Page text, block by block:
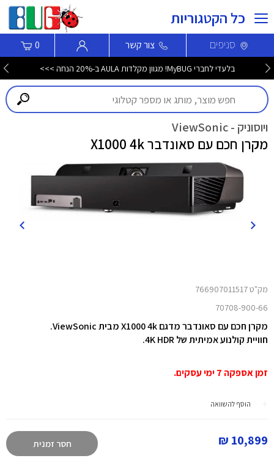
כל הקטגוריות
סניפים צור קשר 0
בלעדי לחברי MyBUG! מגוון מקלדות AULA ב-20% הנחה >>>
ויוסוניק - ViewSonic
מקרן חכם עם סאונדבר X1000 4k
מק"ט 766907011517
70708-900-66
מקרן חכם עם סאונדבר מדגם X1000 4k מבית ViewSonic.
חוויית קולנוע אמיתית של 4K HDR.
זמן אספקה 7 ימי עסקים.
הוסף להשוואה
10,899 ₪ חסר זמנית